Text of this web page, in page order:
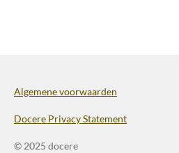
Algemene voorwaarden
Docere Privacy Statement
© 2025 docere